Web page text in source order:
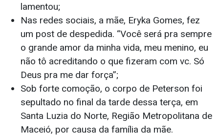
lamentou;
Nas redes sociais, a mãe, Eryka Gomes, fez
um post de despedida. “Você será pra sempre
o grande amor da minha vida, meu menino, eu
não tô acreditando o que fizeram com vc. Só
Deus pra me dar força”;
Sob forte comoção, o corpo de Peterson foi
sepultado no final da tarde dessa terça, em
Santa Luzia do Norte, Região Metropolitana de
Maceió, por causa da família da mãe.